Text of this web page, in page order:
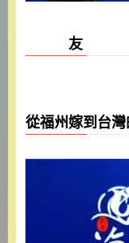
友
從福州嫁到台